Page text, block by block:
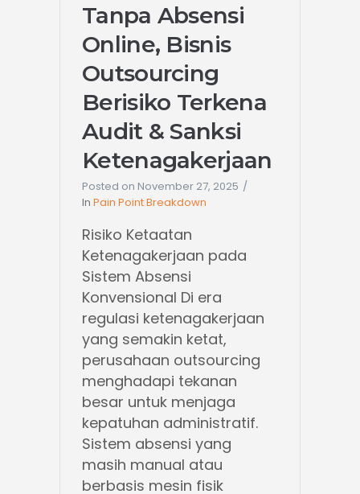
Tanpa Absensi
Online, Bisnis
Outsourcing
Berisiko Terkena
Audit & Sanksi
Ketenagakerjaan
Posted on November 27, 2025
In Pain Point Breakdown
Risiko Ketaatan
Ketenagakerjaan pada
Sistem Absensi
Konvensional Di era
regulasi ketenagakerjaan
yang semakin ketat,
perusahaan outsourcing
menghadapi tekanan
besar untuk menjaga
kepatuhan administratif.
Sistem absensi yang
masih manual atau
berbasis mesin fisik